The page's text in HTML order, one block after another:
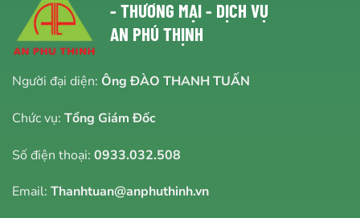
- THƯƠNG MẠI - DỊCH VỤ
AN PHÚ THỊNH
Người đại diện: Ông ĐÀO THANH TUẤN
Chức vụ: Tổng Giám Đốc
Số điện thoại: 0933.032.508
Email: Thanhtuan@anphuthinh.vn